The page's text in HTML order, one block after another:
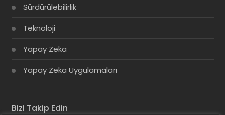
Sürdürülebilirlik
Teknoloji
Yapay Zeka
Yapay Zeka Uygulamaları
Bizi Takip Edin